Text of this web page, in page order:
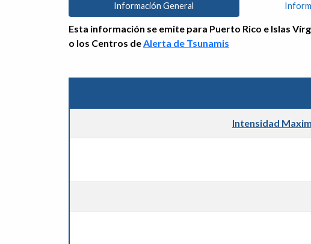
Información General
Esta información se emite para Puerto Rico e Islas
o los Centros deAlerta de Tsunamis
Intensidad